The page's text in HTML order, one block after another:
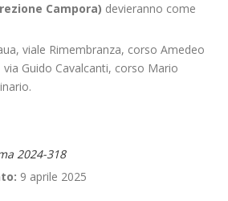
Campora) devieranno come
viale Rimembranza, corso Amedeo
Guido Cavalcanti, corso Mario
2024-318
9 aprile 2025